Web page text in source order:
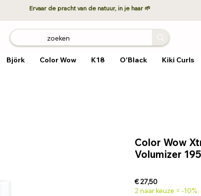
Ervaar de pracht van de natuur, in je haar 🌱
Björk Color Wow K18 O'Black Kiki Curls
Color Wow
Volumizer
€ 27,50Prijs
2 naar keuze = -10%